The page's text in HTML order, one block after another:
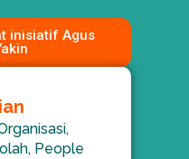
o
k
i
n
inisiatif Agus
People